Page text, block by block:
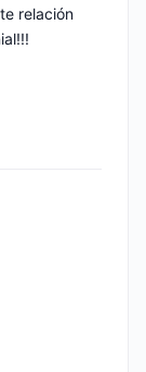
relación